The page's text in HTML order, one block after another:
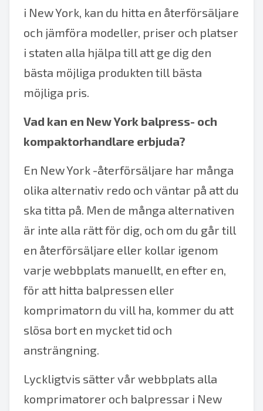
i New York, kan du hitta en återförsäljare
och jämföra modeller, priser och platser
i staten alla hjälpa till att ge dig den
bästa möjliga produkten till bästa
möjliga pris.
Vad kan en New York balpress- och
kompaktorhandlare erbjuda?
En New York -återförsäljare har många
olika alternativ redo och väntar på att du
ska titta på. Men de många alternativen
är inte alla rätt för dig, och om du går till
en återförsäljare eller kollar igenom
varje webbplats manuellt, en efter en,
för att hitta balpressen eller
komprimatorn du vill ha, kommer du att
slösa bort en mycket tid och
ansträngning.
Lyckligtvis sätter vår webbplats alla
komprimatorer och balpressar i New